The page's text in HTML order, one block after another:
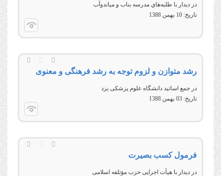
در ديدار با طلبه‌هاي مدرسه بناب و مياندوآب
تاریخ: 10 بهمن 1388
رشد متوازن و لزوم توجه به رشد فرهنگی و معنوی
در جمع اساتید دانشگاه علوم پزشکی یزد
تاریخ: 03 بهمن 1388
فرمول کسب بصیرت
در دیدار با هیأت اجرایی حزب مؤتلفه اسلامی